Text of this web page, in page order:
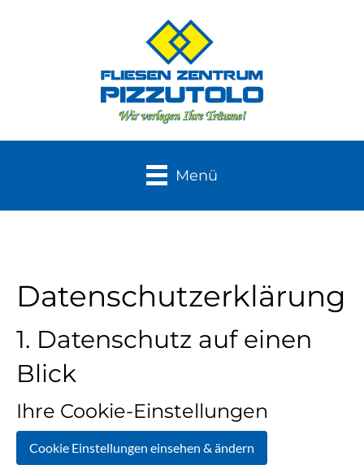
Menü
Datenschutzerklärung
1. Datenschutz auf einen
Blick
Ihre Cookie-Einstellungen
Cookie Einstellungen einsehen & ändern